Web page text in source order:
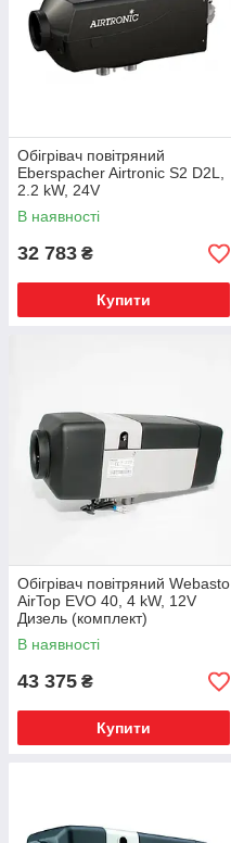
Обігрівач повітряний
Eberspacher Airtronic S2 D2L,
2.2 kW, 24V
В наявності
32 783 ₴
Купити
Обігрівач повітряний Webasto
AirTop EVO 40, 4 kW, 12V
Дизель (комплект)
В наявності
43 375 ₴
Купити